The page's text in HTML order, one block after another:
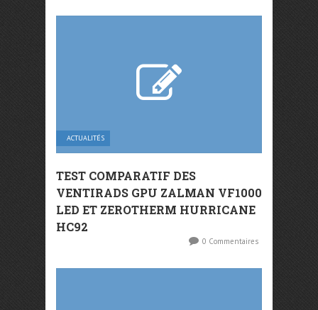
ACTUALITÉS
TEST COMPARATIF DES
VENTIRADS GPU ZALMAN VF1000
LED ET ZEROTHERM HURRICANE
HC92
0 Commentaires